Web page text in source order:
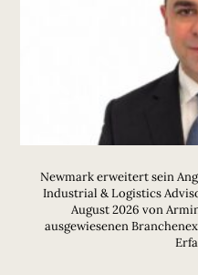
Newmark erweitert sein
Industrial & Logistics
August 2026 von
ausgewiesenen